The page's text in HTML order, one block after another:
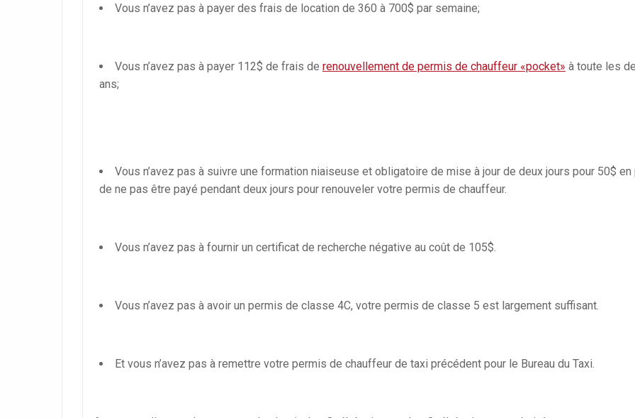
Vous n’avez pas à payer des frais de location de 360 à 700$ par semaine;
Vous n’avez pas à payer 112$ de frais de renouvellement de permis de chauffeur «pocket» à toute les
ans;
Vous n’avez pas à suivre une formation niaiseuse et obligatoire de mise à jour de deux jours pour 50$ en
de ne pas être payé pendant deux jours pour renouveler votre permis de chauffeur.
Vous n’avez pas à fournir un certificat de recherche négative au coût de 105$.
Vous n’avez pas à avoir un permis de classe 4C, votre permis de classe 5 est largement suffisant.
Et vous n’avez pas à remettre votre permis de chauffeur de taxi précédent pour le Bureau du Taxi.